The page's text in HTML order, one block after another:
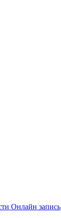
Онлайн запись